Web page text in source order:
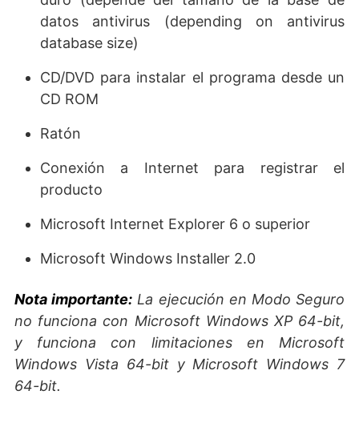
datos antivirus (depending on antivirus
database size)
CD/DVD para instalar el programa desde un
CD ROM
Ratón
Conexión a Internet para registrar el
producto
Microsoft Internet Explorer 6 o superior
Microsoft Windows Installer 2.0
Nota importante: La ejecución en Modo Seguro
no funciona con Microsoft Windows XP 64-bit,
y funciona con limitaciones en Microsoft
Windows Vista 64-bit y Microsoft Windows 7
64-bit.